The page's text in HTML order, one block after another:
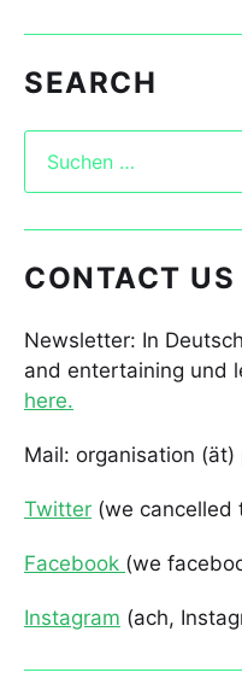
SEARCH
CONTACT US
Newsletter: In
and entertaining und
here.
Mail: organisation
Twitter (we cancelled
Facebook (we
Instagram (ach,